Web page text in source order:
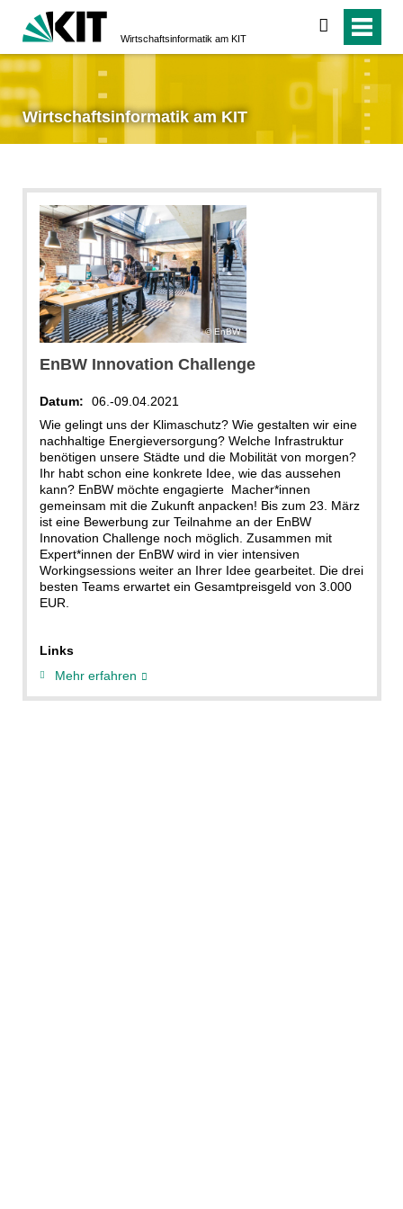
Wirtschaftsinformatik am KIT
suchen
Wirtschaftsinformatik am KIT
EnBW
EnBW Innovation Challenge
Datum:
06.-09.04.2021
Wie gelingt uns der Klimaschutz? Wie gestalten wir eine
nachhaltige Energieversorgung? Welche Infrastruktur
benötigen unsere Städte und die Mobilität von morgen?
Ihr habt schon eine konkrete Idee, wie das aussehen
kann? EnBW möchte engagierte Macher*innen
gemeinsam mit die Zukunft anpacken! Bis zum 23. März
ist eine Bewerbung zur Teilnahme an der EnBW
Innovation Challenge noch möglich. Zusammen mit
Expert*innen der EnBW wird in vier intensiven
Workingsessions weiter an Ihrer Idee gearbeitet. Die drei
besten Teams erwartet ein Gesamtpreisgeld von 3.000
EUR.
Links
Mehr erfahren